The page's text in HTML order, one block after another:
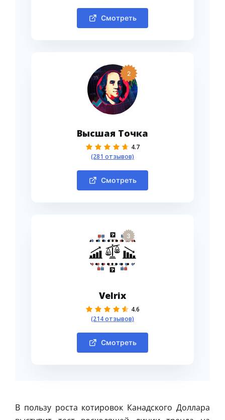
Смотреть
2
Высшая Точка
4.7
(281 отзывов)
Смотреть
3
Velrix
4.6
(214 отзывов)
Смотреть
В пользу роста котировок Канадского Доллара